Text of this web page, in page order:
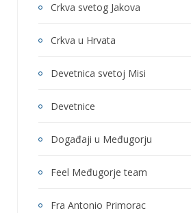
Crkva svetog Jakova
Crkva u Hrvata
Devetnica svetoj Misi
Devetnice
Događaji u Međugorju
Feel Međugorje team
Fra Antonio Primorac